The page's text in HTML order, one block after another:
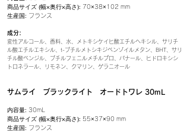
商品サイズ (幅×奥行×高さ): 70×38×102 mm
生産国: フランス
成分:
変性アルコール、香料、水、メトキシケイヒ酸エチルヘキシル、サリチ
ル酸エチルエキシル、t-ブチルメトシキジベンゾイルメタン、BHT、サリ
チル酸ベンジル、ブチルフェニルメチルプロ、パナール、ヒドロキシシ
トロネラール、リモネン、クマリン、ゲラニオール
サムライ ブラックライト オードトワレ 30mL
内容量: 30mL
商品サイズ (幅×奥行×高さ): 55×37×90 mm
生産国: フランス